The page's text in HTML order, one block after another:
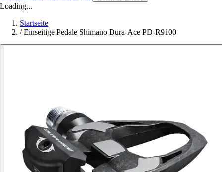
Loading...
Startseite
/ Einseitige Pedale Shimano Dura-Ace PD-R9100